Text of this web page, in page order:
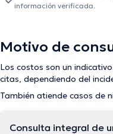
información verificada.
Motivo de
Los costos son un
citas, dependiendo del
También atiende casos de
Consulta integral de